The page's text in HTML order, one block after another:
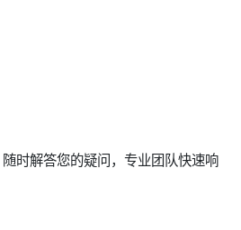
时解答您的疑问，专业团队快速响